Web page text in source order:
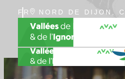
FR
EN
NORD DE DIJON,
D’OR, BOURGOGNE